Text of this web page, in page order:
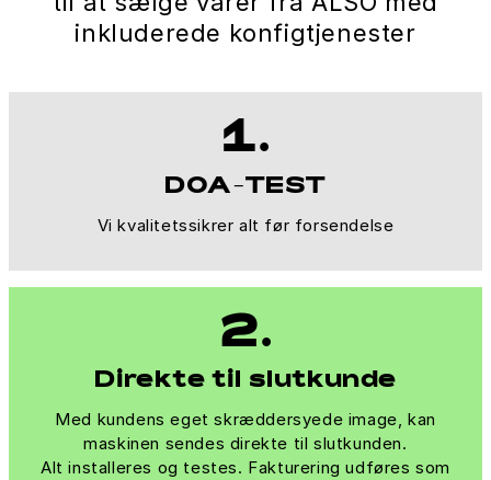
inkluderede konfigtjenester
1.
DOA-TEST
Vi kvalitetssikrer alt før forsendelse
2.
Direkte til slutkunde
Med kundens eget skræddersyede image, kan
maskinen sendes direkte til slutkunden.
Alt installeres og testes. Fakturering udføres som